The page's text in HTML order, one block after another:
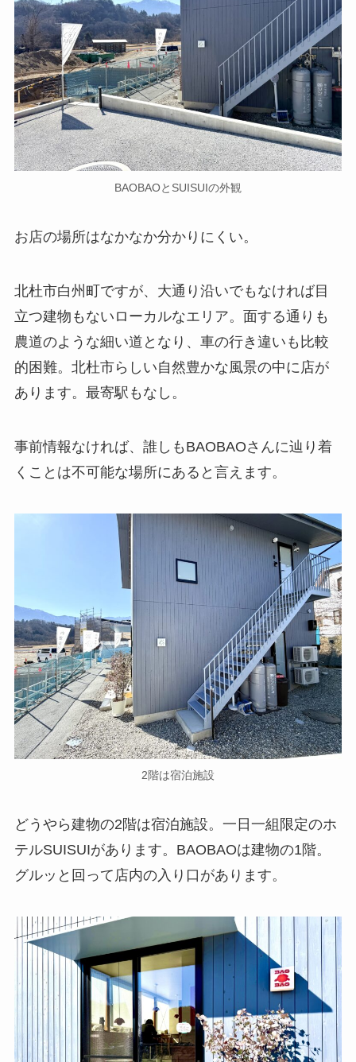
BAOBAOとSUISUIの外観
お店の場所はなかなか分かりにくい。
北杜市白州町ですが、大通り沿いでもなければ目
立つ建物もないローカルなエリア。面する通りも
農道のような細い道となり、車の行き違いも比較
的困難。北杜市らしい自然豊かな風景の中に店が
あります。最寄駅もなし。
事前情報なければ、誰しもBAOBAOさんに辿り着
くことは不可能な場所にあると言えます。
2階は宿泊施設
どうやら建物の2階は宿泊施設。一日一組限定のホ
テルSUISUIがあります。BAOBAOは建物の1階。
グルッと回って店内の入り口があります。